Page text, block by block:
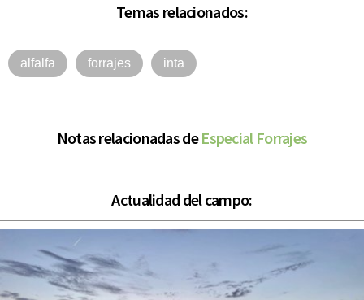
Temas relacionados:
alfalfa forrajes inta
Notas relacionadas deEspecial Forrajes
Actualidad del campo: